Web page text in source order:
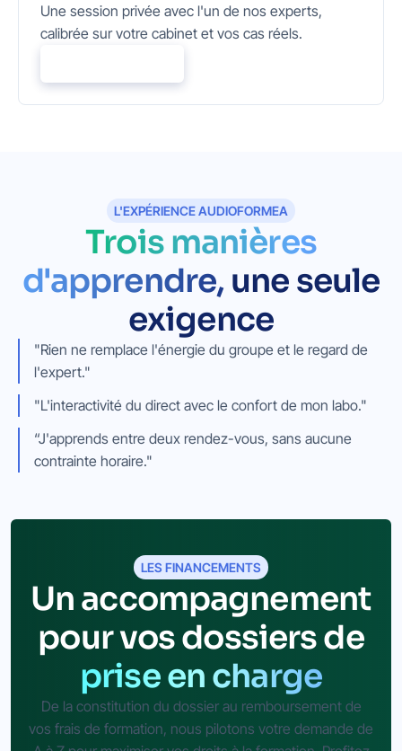
Une session privée avec l'un de nos experts,
calibrée sur votre cabinet et vos cas réels.
L'EXPÉRIENCE AUDIOFORMEA
Trois manières
d'apprendre, une seule
exigence
Présentiel
Voir les formations en présentiel
"Rien ne remplace l'énergie du groupe et le regard de
l'expert."
Visioconférence
"L'interactivité du direct avec le confort de mon labo."
“J'apprends entre deux rendez-vous, sans aucune
contrainte horaire."
LES FINANCEMENTS
Un accompagnement
pour vos dossiers de
prise en charge
De la constitution du dossier au remboursement de
vos frais de formation, nous pilotons votre demande de